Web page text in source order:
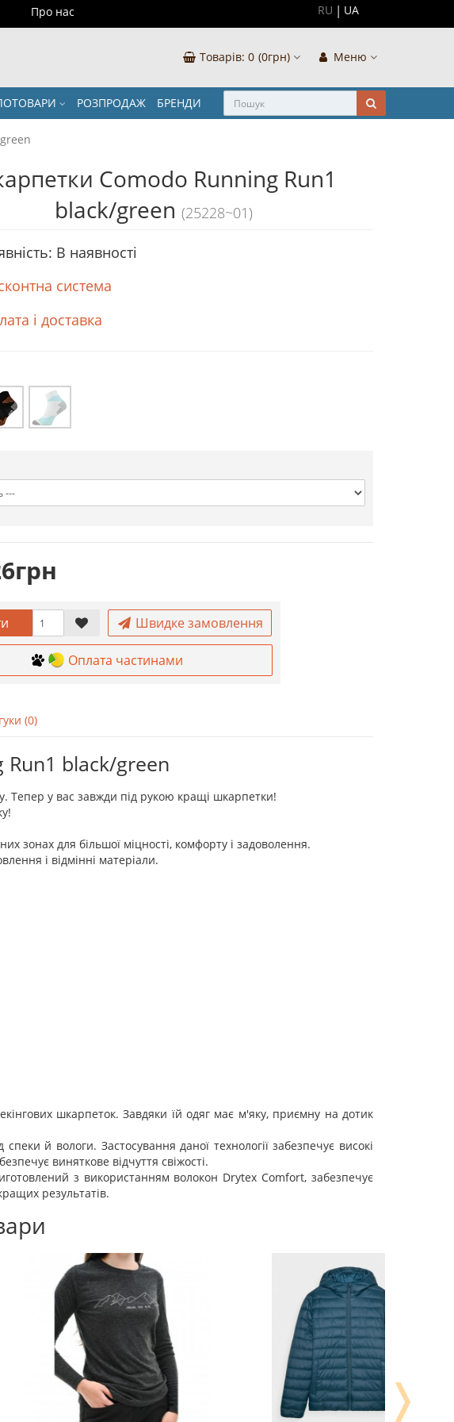
Про нас RU UA
(0грн)
Товарів: 0 Меню
РОЗПРОДАЖ БРЕНДИ
Comodo Running Run1
black/green (25228~01)
В наявності
система
і доставка
Швидке замовлення
Оплата частинами
(0)
black/green
Тепер у вас завжди під рукою кращі шкарпетки!
зонах для більшої міцності, комфорту і задоволення.
і відмінні матеріали.
шкарпеток. Завдяки їй одяг має м'яку, приємну на дотик
й вологи. Застосування даної технології забезпечує високі
виняткове відчуття свіжості.
з використанням волокон Drytex Comfort, забезпечує
результатів.
❭